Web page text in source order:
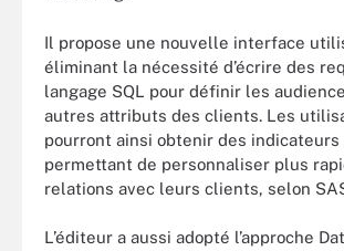
Il propose une nouvelle interface
éliminant la nécessité d’écrire des
langage SQL pour définir les
autres attributs des clients. Les
pourront ainsi obtenir des
permettant de personnaliser plus
relations avec leurs clients, selon
L’éditeur a aussi adopté l’approche